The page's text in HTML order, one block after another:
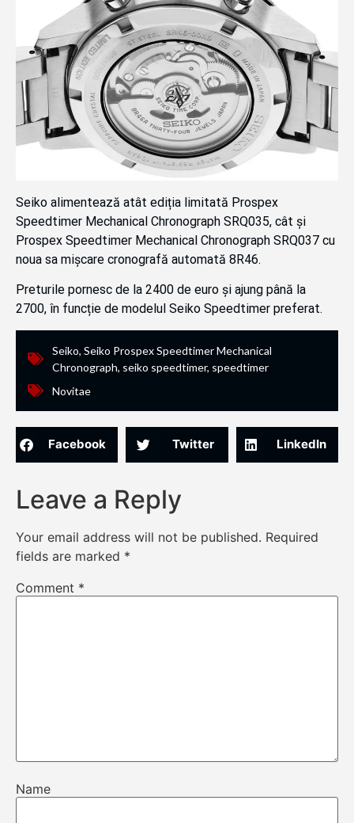
Seiko alimentează atât ediția limitată Prospex
Speedtimer Mechanical Chronograph SRQ035, cât și
Prospex Speedtimer Mechanical Chronograph SRQ037 cu
noua sa mișcare cronografă automată 8R46.
Preturile pornesc de la 2400 de euro și ajung până la
2700, în funcție de modelul Seiko Speedtimer preferat.
Seiko, Seiko Prospex Speedtimer Mechanical
Chronograph, seiko speedtimer, speedtimer
Novitae
Facebook Twitter LinkedIn
Leave a Reply
Your email address will not be published. Required
fields are marked *
Comment *
Name